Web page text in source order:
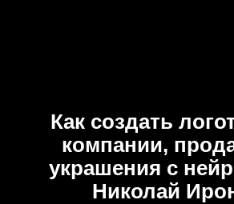
Как создать
компании,
украшения с
Николай